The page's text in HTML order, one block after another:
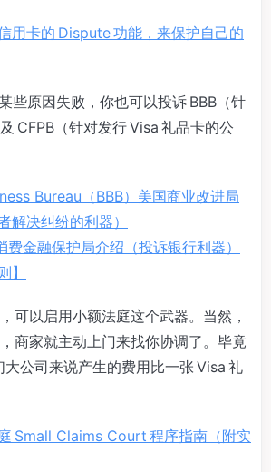
用卡的 Dispute 功能，来保护自己的
些原因失败，你也可以投诉 BBB（针
CFPB（针对发行 Visa 礼品卡的公
Bureau（BBB）美国商业改进局
解决纠纷的利器）
费金融保护局介绍（投诉银行利器）
】
可以启用小额法庭这个武器。当然，
商家就主动上门来找你协调了。毕竟
大公司来说产生的费用比一张 Visa 礼
Small Claims Court 程序指南（附实